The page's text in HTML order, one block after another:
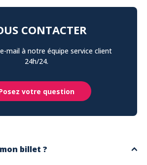
CONTACTER
mail à notre équipe service client
24h/24.
votre question
billet ?